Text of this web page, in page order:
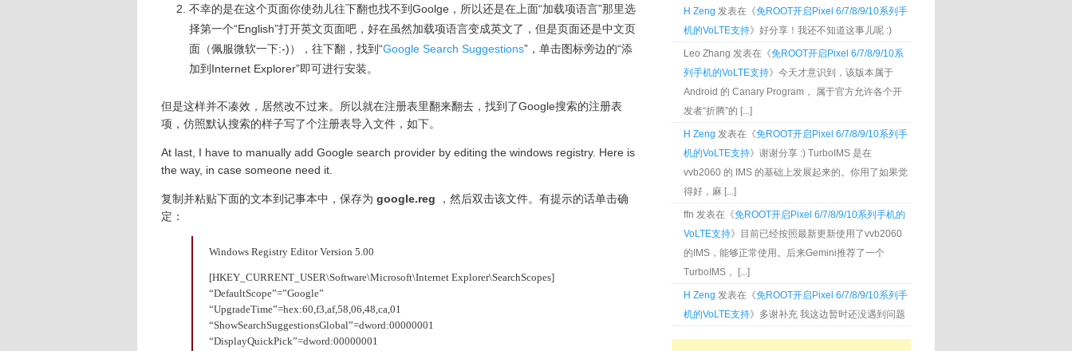
不幸的是在这个页面你使劲儿往下翻也找不到Goolge，所以还是在上面“加载项语言”那里选
择第一个“English”打开英文页面吧，好在虽然加载项语言变成英文了，但是页面还是中文页
面（佩服微软一下:-)），往下翻，找到“Google Search Suggestions”，单击图标旁边的“添
加到Internet Explorer”即可进行安装。
但是这样并不凑效，居然改不过来。所以就在注册表里翻来翻去，找到了Google搜索的注册表
项，仿照默认搜索的样子写了个注册表导入文件，如下。
At last, I have to manually add Google search provider by editing the windows registry. Here is
the way, in case someone need it.
复制并粘贴下面的文本到记事本中，保存为 google.reg ，然后双击该文件。有提示的话单击确
定：
Windows Registry Editor Version 5.00
[HKEY_CURRENT_USER\Software\Microsoft\Internet Explorer\SearchScopes]
“DefaultScope”=”Google”
“UpgradeTime”=hex:60,f3,af,58,06,48,ca,01
“ShowSearchSuggestionsGlobal”=dword:00000001
“DisplayQuickPick”=dword:00000001
H Zeng 发表在《免ROOT开启Pixel 6/7/8/9/10系列手
机的VoLTE支持》好分享！我还不知道这事儿呢 :)
Leo Zhang 发表在《免ROOT开启Pixel 6/7/8/9/10系
列手机的VoLTE支持》今天才意识到，该版本属于
Android 的 Canary Program， 属于官方允许各个开
发者“折腾”的 [...]
H Zeng 发表在《免ROOT开启Pixel 6/7/8/9/10系列手
机的VoLTE支持》谢谢分享 :) TurboIMS 是在
vvb2060 的 IMS 的基础上发展起来的。你用了如果觉
得好，麻 [...]
ffn 发表在《免ROOT开启Pixel 6/7/8/9/10系列手机的
VoLTE支持》目前已经按照最新更新使用了vvb2060
的IMS，能够正常使用。后来Gemini推荐了一个
TurboIMS， [...]
H Zeng 发表在《免ROOT开启Pixel 6/7/8/9/10系列手
机的VoLTE支持》多谢补充 我这边暂时还没遇到问题